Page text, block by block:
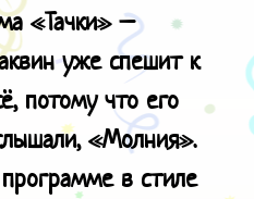
«Тачки» –
уже спешит к
потому что его
«Молния».
в стиле